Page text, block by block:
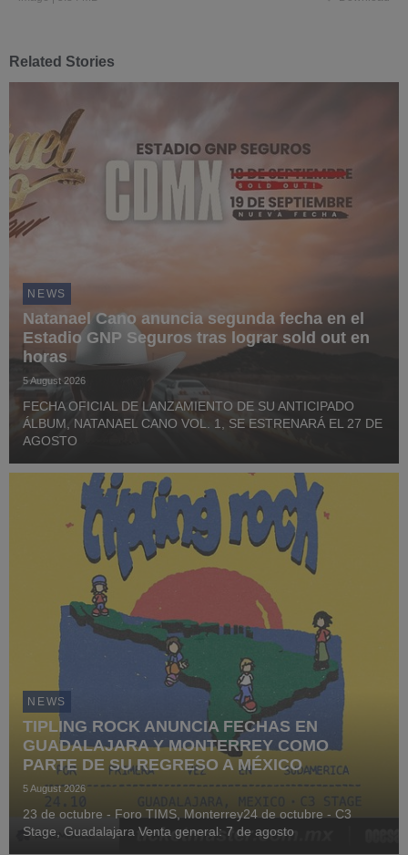
Related Stories
NEWS
Natanael Cano anuncia segunda fecha en el
Estadio GNP Seguros tras lograr sold out en
horas
5 August 2026
FECHA OFICIAL DE LANZAMIENTO DE SU ANTICIPADO
ÁLBUM, NATANAEL CANO VOL. 1, SE ESTRENARÁ EL 27 DE
AGOSTO
NEWS
TIPLING ROCK ANUNCIA FECHAS EN
GUADALAJARA Y MONTERREY COMO
PARTE DE SU REGRESO A MÉXICO
5 August 2026
23 de octubre - Foro TIMS, Monterrey24 de octubre - C3
Stage, Guadalajara Venta general: 7 de agosto